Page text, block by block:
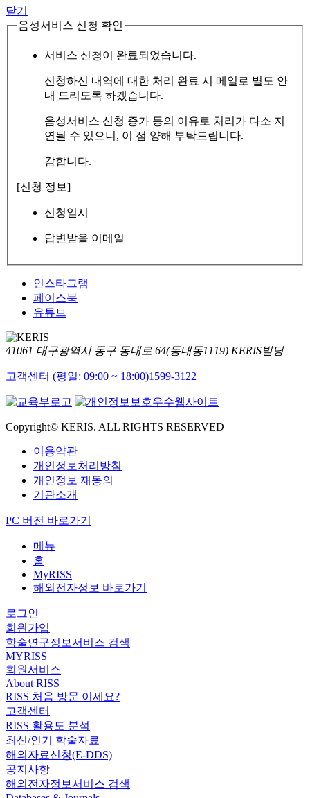
닫기
음성서비스 신청 확인
서비스 신청이 완료되었습니다.
신청하신 내역에 대한 처리 완료 시 메일로 별도 안
내 드리도록 하겠습니다.
음성서비스 신청 증가 등의 이유로 처리가 다소 지
연될 수 있으니, 이 점 양해 부탁드립니다.
감합니다.
[신청 정보]
신청일시
답변받을 이메일
인스타그램
페이스북
유튜브
41061 대구광역시 동구 동내로 64(동내동1119) KERIS빌딩
고객센터 (평일: 09:00 ~ 18:00)1599-3122
Copyright© KERIS. ALL RIGHTS RESERVED
이용약관
개인정보처리방침
개인정보 재동의
기관소개
PC 버전 바로가기
메뉴
홈
MyRISS
해외전자정보 바로가기
로그인
회원가입
학술연구정보서비스 검색
MYRISS
회원서비스
About RISS
RISS 처음 방문 이세요?
고객센터
RISS 활용도 분석
최신/인기 학술자료
해외자료신청(E-DDS)
공지사항
해외전자정보서비스 검색